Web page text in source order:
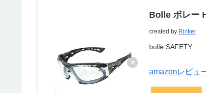
Bolle ボレー
created by Rinker
bolle SAFETY
amazonレビュ